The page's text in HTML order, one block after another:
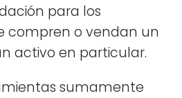
para los
compren o vendan un
activo en particular.
sumamente